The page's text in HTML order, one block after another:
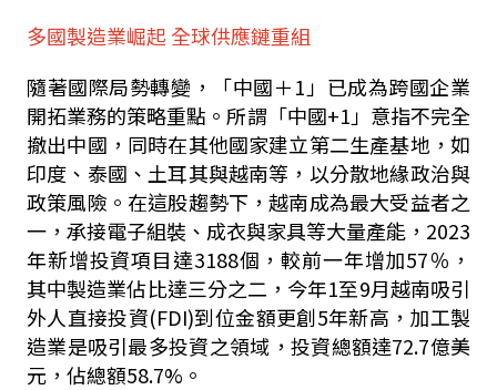
多國製造業崛起 全球供應鏈重組
隨著國際局勢轉變，「中國＋1 」已成為跨國企業
開拓業務的策略重點。所謂「中國+1 」意指不完全
撤出中國，同時在其他國家建立第二生產基地，如
印度、泰國、土耳其與越南等，以分散地緣政治與
政策風險。在這股趨勢下，越南成為最大受益者之
一，承接電子組裝、成衣與家具等大量產能， 2023
年新增投資項目達3188個，較前一年增加57％，
其中製造業佔比達三分之二，今年1至9月越南吸引
外人直接投資(FDI)到位金額更創5年新高，加工製
造業是吸引最多投資之領域，投資總額達72.7億美
元，佔總額58.7% 。